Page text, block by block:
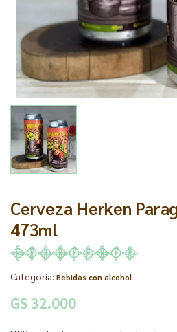
Cerveza Herken
473ml
Categoría: Bebidas con alcohol
GS 32.000